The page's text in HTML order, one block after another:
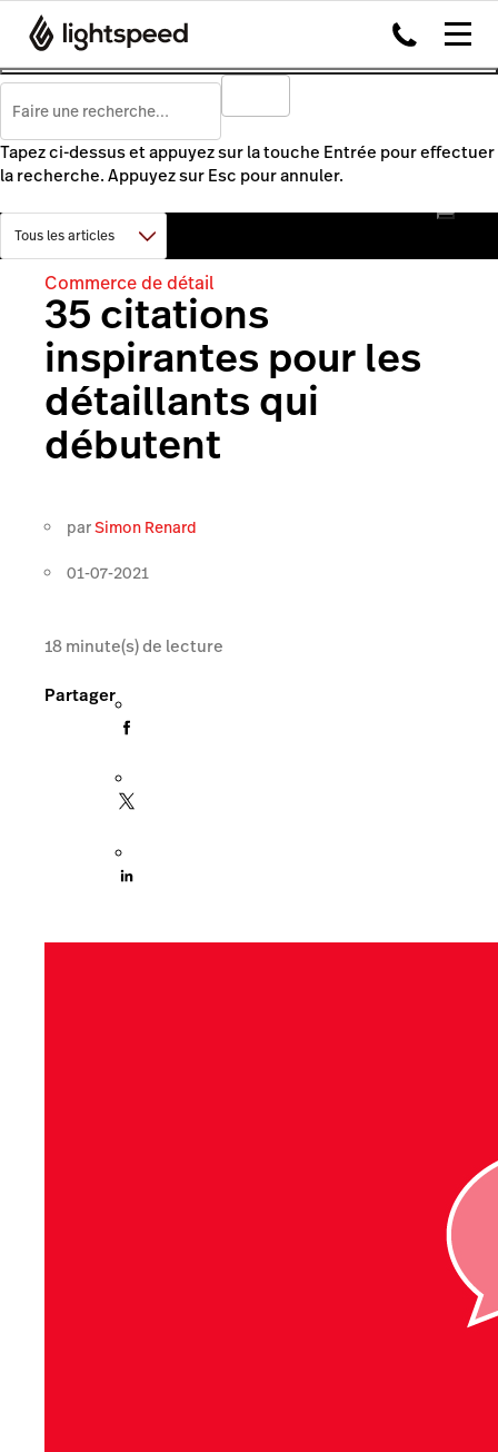
Tapez ci-dessus et appuyez sur la touche Entrée pour effectuer
la recherche. Appuyez sur Esc pour annuler.
Commerce de détail
35 citations
inspirantes pour les
détaillants qui
débutent
parSimon Renard
01-07-2021
18minute(s) de lecture
Partager